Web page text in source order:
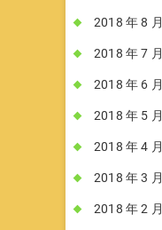
2018 年 8 月
2018 年 7 月
2018 年 6 月
2018 年 5 月
2018 年 4 月
2018 年 3 月
2018 年 2 月